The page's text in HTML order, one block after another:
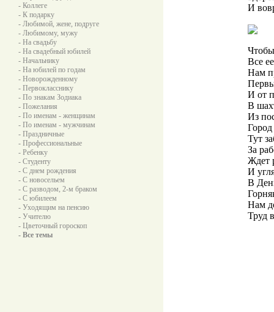
- Коллеге
- К подарку
- Любимой, жене, подруге
- Любимому, мужу
- На свадьбу
- На свадебный юбилей
- Начальнику
- На юбилей по годам
- Новорожденному
- Первокласснику
- По знакам Зодиака
- Пожелания
- По именам - женщинам
- По именам - мужчинам
- Праздничные
- Профессиональные
- Ребенку
- Студенту
- С днем рождения
- С новосельем
- С разводом, 2-м браком
- С юбилеем
- Уходящим на пенсию
- Учителю
- Цветочный гороскоп
- Все темы
И
Чтобы
Все
Нам
И от
В
Из
Город
Тут
За
Ждет
И
В
Нам
Труд